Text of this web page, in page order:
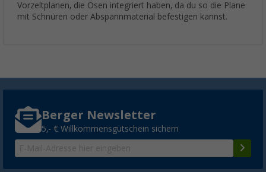
Vorzeltplanen, die Ösen integriert haben, da du so die Plane
mit Schnüren oder Abspannmaterial befestigen kannst.
Berger Newsletter
5,- € Willkommensgutschein sichern